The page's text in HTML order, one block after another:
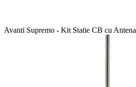
Avanti Supremo - Kit Statie CB cu Antena